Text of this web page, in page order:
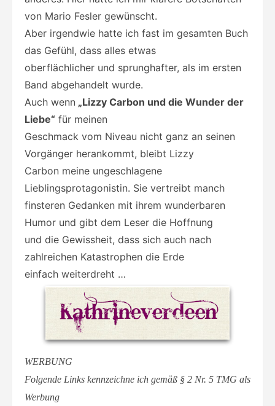
von Mario Fesler gewünscht.
Aber irgendwie hatte ich fast im gesamten Buch
das Gefühl, dass alles etwas
oberflächlicher und sprunghafter, als im ersten
Band abgehandelt wurde.
Auch wenn „Lizzy Carbon und die Wunder der
Liebe“ für meinen
Geschmack vom Niveau nicht ganz an seinen
Vorgänger herankommt, bleibt Lizzy
Carbon meine ungeschlagene
Lieblingsprotagonistin. Sie vertreibt manch
finsteren Gedanken mit ihrem wunderbaren
Humor und gibt dem Leser die Hoffnung
und die Gewissheit, dass sich auch nach
zahlreichen Katastrophen die Erde
einfach weiterdreht …
WERBUNG
Folgende Links kennzeichne ich gemäß § 2 Nr. 5 TMG als
Werbung